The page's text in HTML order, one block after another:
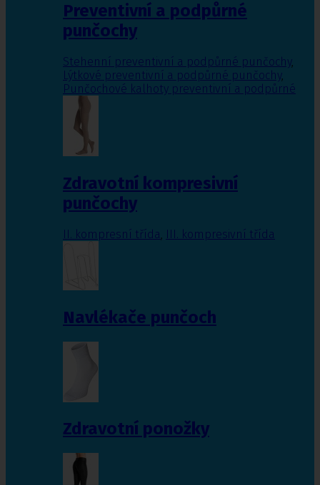
Preventivní a podpůrné
punčochy
Stehenní preventivní a podpůrné punčochy,
Lýtkové preventivní a podpůrné punčochy,
Punčochové kalhoty preventivní a podpůrné
Zdravotní kompresivní
punčochy
II. kompresní třída III. kompresivní třída
Navlékače punčoch
Zdravotní ponožky